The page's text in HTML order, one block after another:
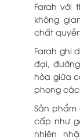
Farah với
không
chất
Farah ghi
đại,
hòa giữa
phong
Sản
cấp như
nhiên